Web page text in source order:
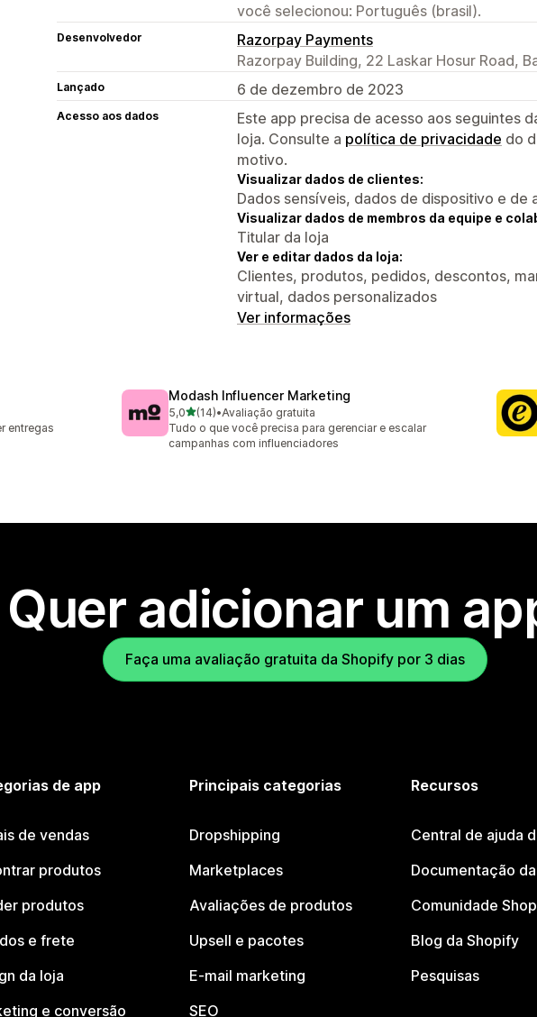
você selecionou: Português (brasil).
Desenvolvedor
Razorpay Payments
Razorpay Building, 22 Laskar Hosur Road,
Lançado 6 de dezembro de 2023
Acesso aos dados
Este app precisa de acesso aos seguintes
loja. Consulte a política de privacidade do
motivo.
Visualizar dados de clientes:
Dados sensíveis, dados de dispositivo e de
Visualizar dados de membros da equipe e
Titular da loja
Ver e editar dados da loja:
Clientes, produtos, pedidos, descontos,
virtual, dados personalizados
Ver informações
entregas
Modash Influencer Marketing
5,0de 5 estrelas
(14)
14 avaliações ao todo
•Avaliação gratuita
Tudo o que você precisa para gerenciar e escalar
campanhas com influenciadores
Quer adicionar um
Faça uma avaliação gratuita da Shopify por 3 dias
de app
de vendas
produtos
produtos
e frete
da loja
e conversão
Principais categorias
Dropshipping
Marketplaces
Avaliações de produtos
Upsell e pacotes
E-mail marketing
SEO
Recursos
Central de ajuda
Documentação
Comunidade
Blog da Shopify
Pesquisas